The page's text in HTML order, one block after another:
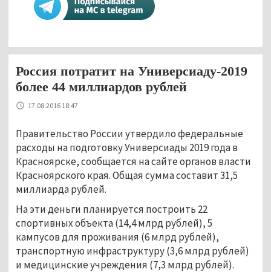
Россия потратит на Универсиаду-2019
более 44 миллиардов рублей
17.08.2016 18:47
Правительство России утвердило федеральные
расходы на подготовку Универсиады 2019 года в
Красноярске, сообщается на сайте органов власти
Красноярского края. Общая сумма составит 31,5
миллиарда рублей.
На эти деньги планируется построить 22
спортивных объекта (14,4 млрд рублей), 5
кампусов для проживания (6 млрд рублей),
транспортную инфраструктуру (3,6 млрд рублей)
и медицинские учреждения (7,3 млрд рублей).